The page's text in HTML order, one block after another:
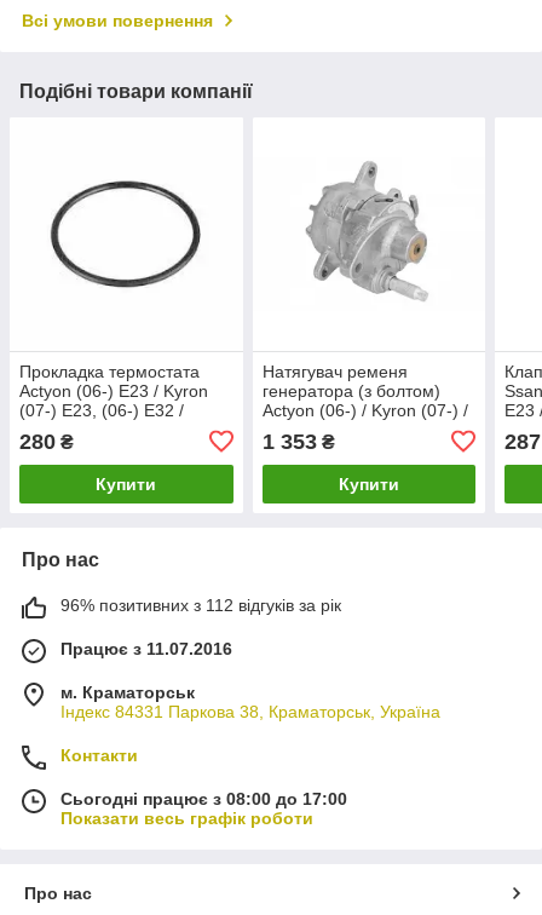
Всі умови повернення
Подібні товари компанії
Прокладка термостата
Actyon (06-) E23 / Kyron
(07-) E23, (06-) E32 /
Rexton (02-) E23, E28, E32
(0159972348) Ssang Yong
280 ₴
Купити
Натягувач ременя
генератора (з болтом)
Actyon (06-) / Kyron (07-) /
(1112000770) SsangYong
1 353₴
Купити
E23
E32
han
287
Про нас
96% позитивних з 112 відгуків за рік
Працює з 11.07.2016
м. Краматорськ
Індекс 84331 Паркова 38, Краматорськ, Україна
Контакти
Сьогодні працює з 08:00 до 17:00
Показати весь графік роботи
Про нас